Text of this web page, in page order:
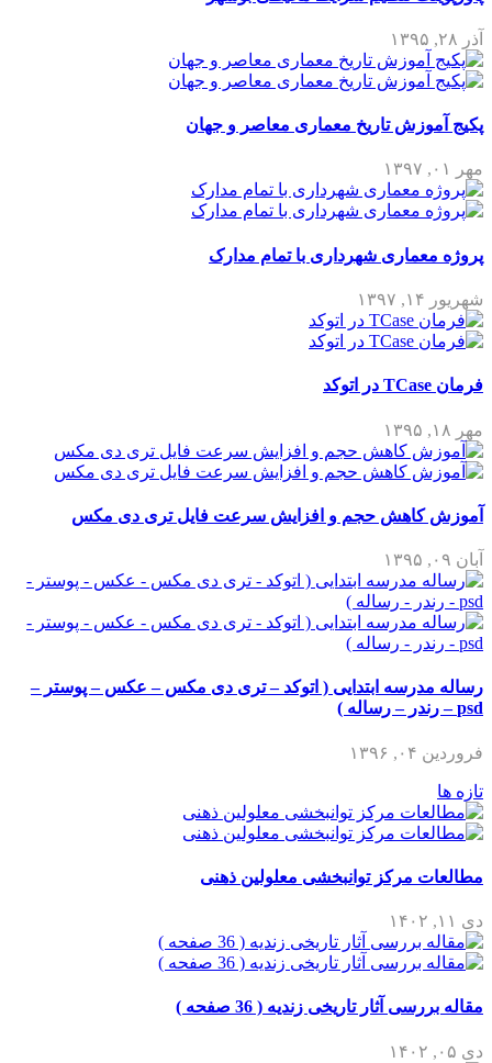
آذر ۲۸, ۱۳۹۵
پکیج آموزش تاریخ معماری معاصر و جهان
مهر ۰۱, ۱۳۹۷
پروژه معماری شهرداری با تمام مدارک
شهریور ۱۴, ۱۳۹۷
فرمان TCase در اتوکد
مهر ۱۸, ۱۳۹۵
آموزش کاهش حجم و افزایش سرعت فایل تری دی مکس
آبان ۰۹, ۱۳۹۵
رساله مدرسه ابتدایی ( اتوکد – تری دی مکس – عکس – پوستر –
psd – رندر – رساله )
فروردین ۰۴, ۱۳۹۶
تازه ها
مطالعات مرکز توانبخشی معلولین ذهنی
دی ۱۱, ۱۴۰۲
مقاله بررسی آثار تاریخی زندیه ( 36 صفحه )
دی ۰۵, ۱۴۰۲